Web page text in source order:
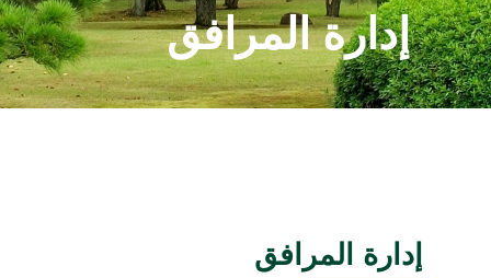
إدارة المرافق
إدارة المرافق